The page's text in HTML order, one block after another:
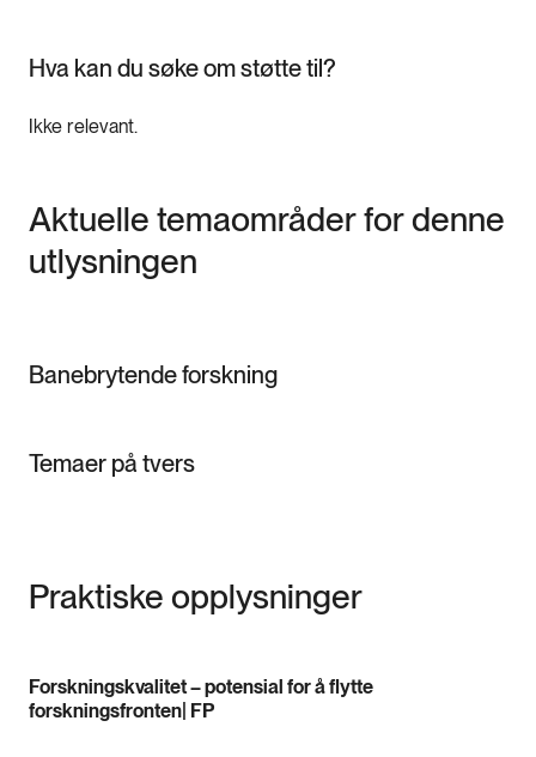
Hva kan du søke om støtte til?
Ikke relevant.
Aktuelle temaområder for denne
utlysningen
Banebrytende forskning
Temaer på tvers
Praktiske opplysninger
Forskningskvalitet – potensial for å flytte
forskningsfronten| FP